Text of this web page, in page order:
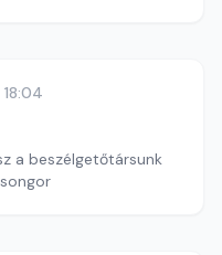
18:04
a beszélgetőtársunk